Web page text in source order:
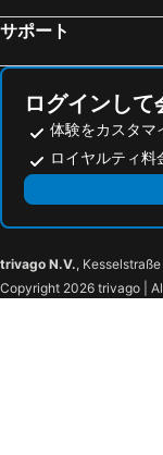
サポート
ログインして
体験をカスタマ
ロイヤルティ料
trivago N.V.,
Copyright 2026 trivago |